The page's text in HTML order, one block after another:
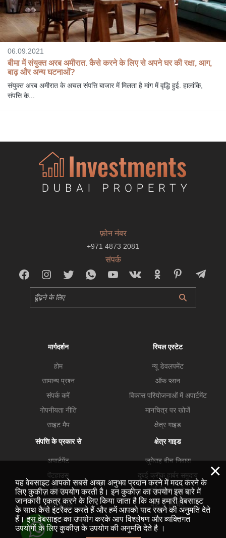
06.09.2021
बीमा में संयुक्त अरब अमीरात. कैसे करने के लिए से अपने घर की रक्षा, आग,
बाढ़ और अन्य घटनाओं?
संयुक्त अरब अमीरात के अचल संपत्ति बाजार में मिलता है मांग में वृद्धि हुई. हालांकि,
संपत्ति के...
फ़ोन नंबर
+971 4873 2081
संपर्क
मार्गदर्शन
होम
सामान्य प्रश्न
संपर्क करें
गोपनीयता नीति
साइट मैप
रियल एस्टेट
न्यू डेवलपमेंट
ऑफ प्लान
विकास परियोजनाओं में अपार्टमेंट
मानचित्र पर खोजें
क्षेत्र गाइड
संपत्ति के प्रकार से
अपार्टमेंट
पेंटहाउस
विला
टाउन हाउस
व्यावसायिक सम्मपतियां
क्षेत्र गाइड
जुमेराह बीच निवास
दुबई क्रीक हार्बर समुदाय
दुबई हिल्स एस्टेट
पोर्ट डे ला मेरो
व्यापार खाड़ी
×
यह वेबसाइट आपको सबसे अच्छा अनुभव प्रदान करने में मदद करने के
लिए कुकीज़ का उपयोग करती है। इन कुकीज़ का उपयोग इस बारे में
जानकारी एकत्र करने के लिए किया जाता है कि आप हमारी वेबसाइट
के साथ कैसे इंटरैक्ट करते हैं और हमें आपको याद रखने की अनुमति देते
हैं। इस वेबसाइट का उपयोग करके आप विश्लेषण और व्यक्तिगत
उपयोगों के लिए कुकीज़ के उपयोग की अनुमति देते है ।